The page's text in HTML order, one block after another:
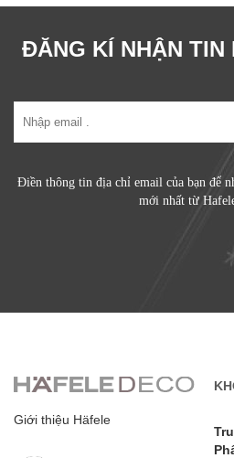
ĐĂNG KÍ NHẬN TIN
Điền thông tin địa chỉ email của bạn để
mới nhất từ
Giới thiệu Häfele